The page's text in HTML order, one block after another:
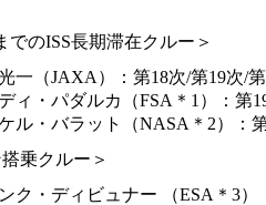
でのISS長期滞在クルー＞
一（JAXA）：第18次/第19次/
ィ・パダルカ（FSA＊1）：第
ル・バラット（NASA＊2）：
乗クルー＞
ク・ディビュナー （ESA＊3）